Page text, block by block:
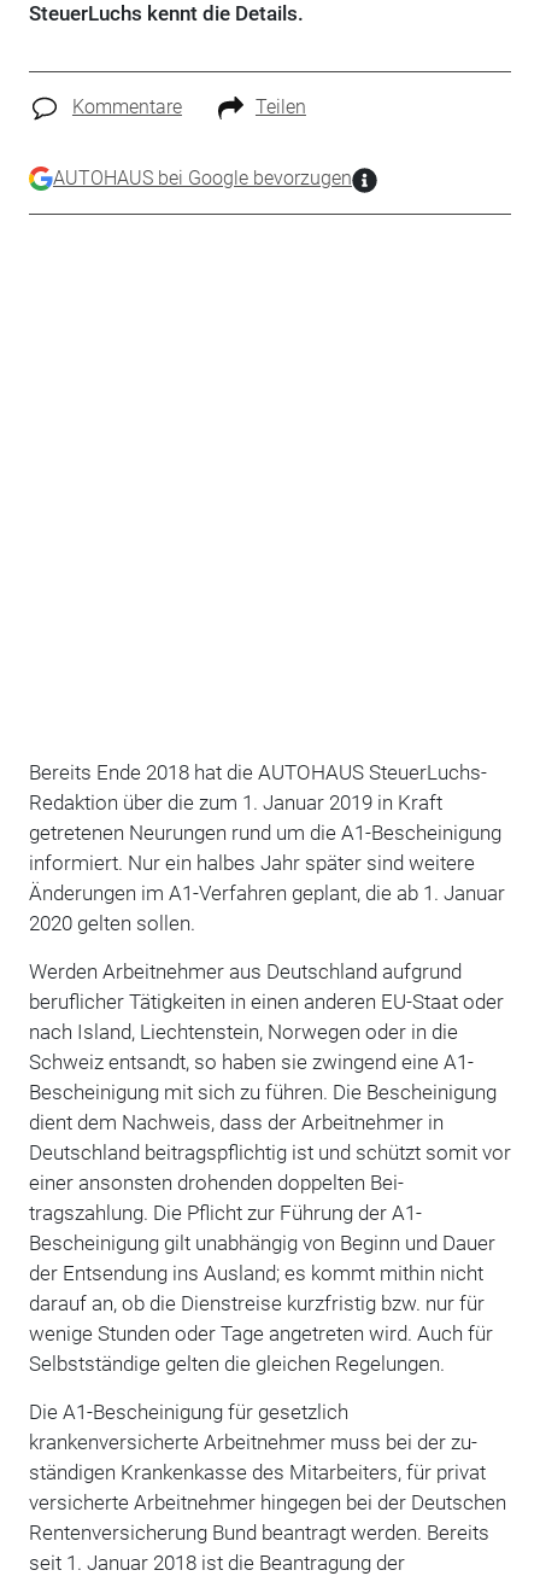
SteuerLuchs kennt die Details.
Kommentare Teilen
AUTOHAUS bei Google bevorzugen
Bereits Ende 2018 hat die AUTOHAUS SteuerLuchs-
Redaktion über die zum 1. Januar 2019 in Kraft
getretenen Neurungen rund um die A1-Bescheinigung
informiert. Nur ein halbes Jahr später sind weitere
Änderungen im A1-Verfahren geplant, die ab 1. Januar
2020 gelten sol­len.
Werden Arbeitnehmer aus Deutschland aufgrund
beruflicher Tätigkeiten in einen anderen EU-Staat oder
nach Island, Liechtenstein, Norwegen oder in die
Schweiz entsandt, so haben sie zwingend eine A1-
Bescheinigung mit sich zu führen. Die Bescheinigung
dient dem Nachweis, dass der Ar­beitnehmer in
Deutschland beitragspflichtig ist und schützt somit vor
einer ansonsten drohenden doppelten Bei­
tragszahlung. Die Pflicht zur Führung der A1-
Bescheinigung gilt unabhängig von Beginn und Dauer
der Entsendung ins Ausland; es kommt mithin nicht
darauf an, ob die Dienstreise kurzfristig bzw. nur für
wenige Stunden oder Tage angetreten wird. Auch für
Selbstständige gelten die gleichen Regelun­gen.
Die A1-Bescheinigung für gesetzlich
krankenversicherte Arbeitnehmer muss bei der zu­
ständigen Krankenkasse des Mitarbeiters, für privat
versicherte Arbeitnehmer hingegen bei der Deutschen
Rentenversicherung Bund beantragt werden. Bereits
seit 1. Januar 2018 ist die Beantragung der